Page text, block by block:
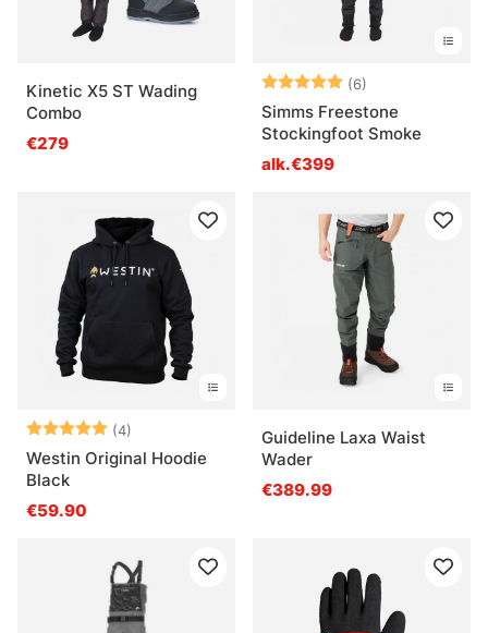
Kinetic X5 ST Wading
Combo
€279
Arvio: (6)
Simms Freestone
Stockingfoot Smoke
alk.€399
Arvio: (4)
5.0 5:sta tähdestä
Westin Original Hoodie
Black
€59.90
Guideline Laxa Waist
Wader
€389.99